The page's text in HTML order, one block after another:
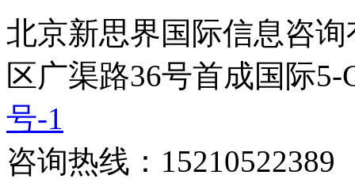
北京新思界国际信息咨
区广渠路36号首成国际
号-1
咨询热线：